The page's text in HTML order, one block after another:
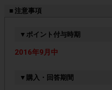
■ 注意事項
▼ポイント付与時期
2016年9月中
▼購入・回答期間